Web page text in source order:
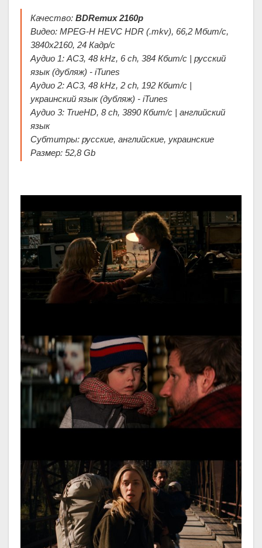
Качество:BDRemux 2160p
Видео: MPEG-H HEVC HDR (.mkv), 66,2 Мбит/с,
3840x2160, 24 Кадр/с
Аудио 1: AC3, 48 kHz, 6 ch, 384 Кбит/с | русский
язык (дубляж) - iTunes
Аудио 2: AC3, 48 kHz, 2 ch, 192 Кбит/с |
украинский язык (дубляж) - iTunes
Аудио 3: TrueHD, 8 ch, 3890 Кбит/с | английский
язык
Субтитры: русские, английские, украинские
Размер: 52,8 Gb